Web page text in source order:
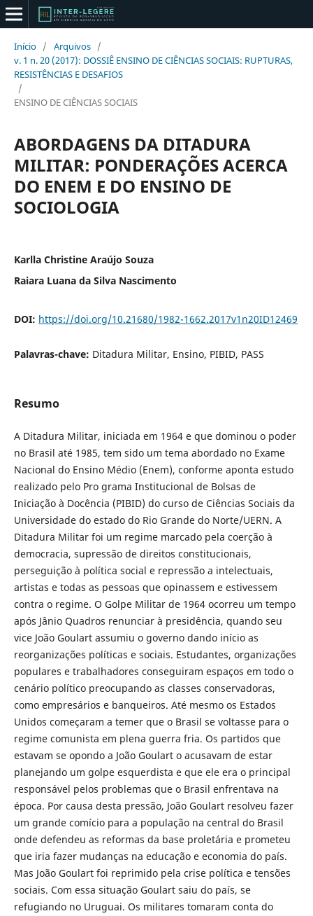
Início / Arquivos /
v. 1 n. 20 (2017): DOSSIÊ ENSINO DE CIÊNCIAS SOCIAIS: RUPTURAS,
RESISTÊNCIAS E DESAFIOS
/
ENSINO DE CIÊNCIAS SOCIAIS
ABORDAGENS DA DITADURA
MILITAR: PONDERAÇÕES ACERCA
DO ENEM E DO ENSINO DE
SOCIOLOGIA
Karlla Christine Araújo Souza
Raiara Luana da Silva Nascimento
DOI: https://doi.org/10.21680/1982-1662.2017v1n20ID12469
Palavras-chave: Ditadura Militar, Ensino, PIBID, PASS
Resumo
A Ditadura Militar, iniciada em 1964 e que dominou o poder
no Brasil até 1985, tem sido um tema abordado no Exame
Nacional do Ensino Médio (Enem), conforme aponta estudo
realizado pelo Pro grama Institucional de Bolsas de
Iniciação à Docência (PIBID) do curso de Ciências Sociais da
Universidade do estado do Rio Grande do Norte/UERN. A
Ditadura Militar foi um regime marcado pela coerção à
democracia, supressão de direitos constitucionais,
perseguição à política social e repressão a intelectuais,
artistas e todas as pessoas que opinassem e estivessem
contra o regime. O Golpe Militar de 1964 ocorreu um tempo
após Jânio Quadros renunciar à presidência, quando seu
vice João Goulart assumiu o governo dando início as
reorganizações políticas e sociais. Estudantes, organizações
populares e trabalhadores conseguiram espaços em todo o
cenário político preocupando as classes conservadoras,
como empresários e banqueiros. Até mesmo os Estados
Unidos começaram a temer que o Brasil se voltasse para o
regime comunista em plena guerra fria. Os partidos que
estavam se opondo a João Goulart o acusavam de estar
planejando um golpe esquerdista e que ele era o principal
responsável pelos problemas que o Brasil enfrentava na
época. Por causa desta pressão, João Goulart resolveu fazer
um grande comício para a população na central do Brasil
onde defendeu as reformas da base proletária e prometeu
que iria fazer mudanças na educação e economia do país.
Mas João Goulart foi reprimido pela crise política e tensões
sociais. Com essa situação Goulart saiu do país, se
refugiando no Uruguai. Os militares tomaram conta do